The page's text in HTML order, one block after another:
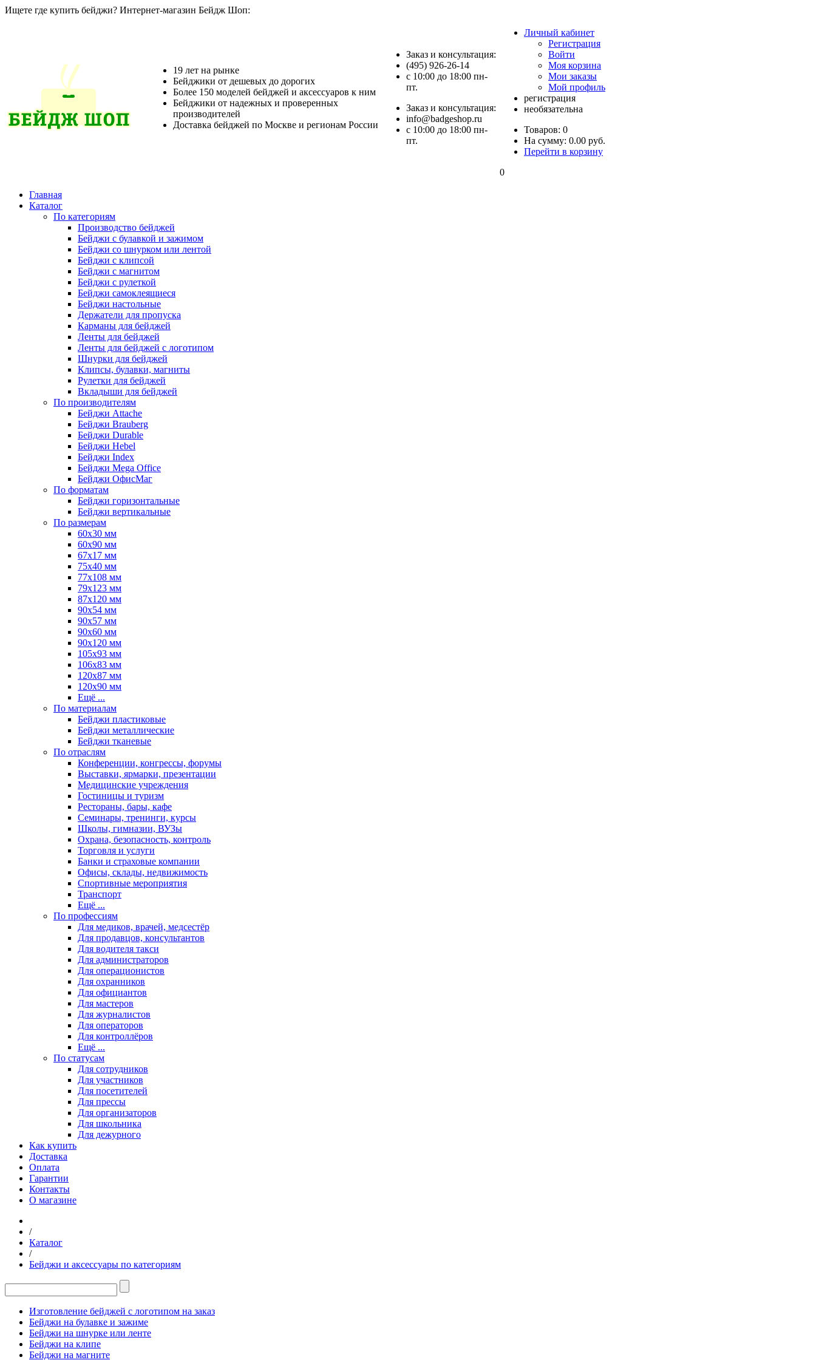
Ищете где купить бейджи? Интернет-магазин Бейдж Шоп:
19 лет на рынке
Бейджики от дешевых до дорогих
Более 150 моделей бейджей и аксессуаров к ним
Бейджики от надежных и проверенных
производителей
Доставка бейджей по Москве и регионам России
Заказ и консультация:
(495) 926-26-14
c 10:00 до 18:00 пн-
пт.
Заказ и консультация:
info@badgeshop.ru
c 10:00 до 18:00 пн-
пт.
Личный кабинет
Регистрация
Войти
Моя корзина
Мои заказы
Мой профиль
регистрация
необязательна
Товаров: 0
На сумму: 0.00 руб.
Перейти в корзину
0
Главная
Каталог
По категориям
Производство бейджей
Бейджи с булавкой и зажимом
Бейджи со шнурком или лентой
Бейджи с клипсой
Бейджи с магнитом
Бейджи с рулеткой
Бейджи самоклеящиеся
Бейджи настольные
Держатели для пропуска
Карманы для бейджей
Ленты для бейджей
Ленты для бейджей с логотипом
Шнурки для бейджей
Клипсы, булавки, магниты
Рулетки для бейджей
Вкладыши для бейджей
По производителям
Бейджи Attache
Бейджи Brauberg
Бейджи Durable
Бейджи Hebel
Бейджи Index
Бейджи Mega Office
Бейджи ОфисМаг
По форматам
Бейджи горизонтальные
Бейджи вертикальные
По размерам
60x30 мм
60х90 мм
67х17 мм
75x40 мм
77х108 мм
79х123 мм
87х120 мм
90x54 мм
90х57 мм
90х60 мм
90х120 мм
105х93 мм
106х83 мм
120х87 мм
120х90 мм
Ещё ...
По материалам
Бейджи пластиковые
Бейджи металлические
Бейджи тканевые
По отраслям
Конференции, конгрессы, форумы
Выставки, ярмарки, презентации
Медицинские учреждения
Гостиницы и туризм
Рестораны, бары, кафе
Семинары, тренинги, курсы
Школы, гимназии, ВУЗы
Охрана, безопасность, контроль
Торговля и услуги
Банки и страховые компании
Офисы, склады, недвижимость
Спортивные мероприятия
Транспорт
Ещё ...
По профессиям
Для медиков, врачей, медсестёр
Для продавцов, консультантов
Для водителя такси
Для администраторов
Для операционистов
Для охранников
Для официантов
Для мастеров
Для журналистов
Для операторов
Для контроллёров
Ещё ...
По статусам
Для сотрудников
Для участников
Для посетителей
Для прессы
Для организаторов
Для школьника
Для дежурного
Как купить
Доставка
Оплата
Гарантии
Контакты
О магазине
/
Каталог
/
Бейджи и аксессуары по категориям
Изготовление бейджей с логотипом на заказ
Бейджи на булавке и зажиме
Бейджи на шнурке или ленте
Бейджи на клипе
Бейджи на магните